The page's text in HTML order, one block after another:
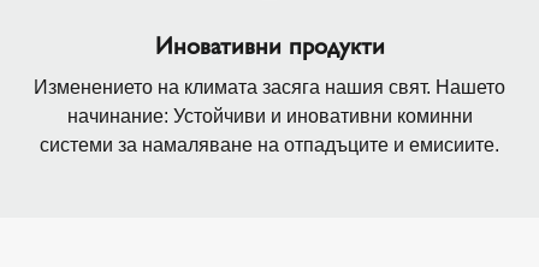
Иновативни продукти
Изменението на климата засяга нашия свят. Нашето
начинание: Устойчиви и иновативни коминни
системи за намаляване на отпадъците и емисиите.